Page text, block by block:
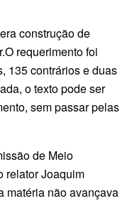
construção de
requerimento foi
135 contrários e duas
o texto pode ser
sem passar pelas
de Meio
relator Joaquim
matéria não avançava